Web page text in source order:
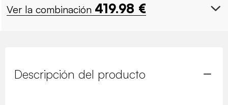
Ver la combinación 419.98 €
Descripción del producto